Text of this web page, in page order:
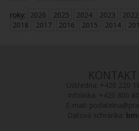
roky: 2026 2025 2024 2023 2022
2018
2017 2016 2015 2014
KONTAKT
Ústředna: +420 220
Infolinka: +420 800
E-mail:
Datová schránka: